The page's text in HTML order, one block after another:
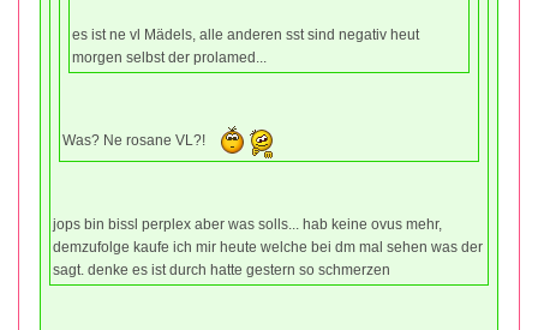
es ist ne vl Mädels, alle anderen sst sind negativ heut
morgen selbst der prolamed...
Was? Ne rosane VL?!
jops bin bissl perplex aber was solls... hab keine ovus mehr,
demzufolge kaufe ich mir heute welche bei dm mal sehen was der
sagt. denke es ist durch hatte gestern so schmerzen